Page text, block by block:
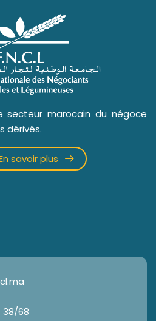
secteur marocain du négoce
dérivés.
savoir plus
38/68